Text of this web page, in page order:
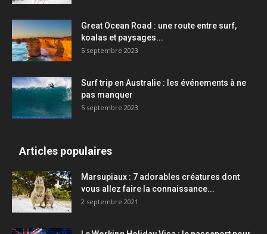
Great Ocean Road : une route entre surf,
koalas et paysages...
5 septembre 2023
Surf trip en Australie : les événements à ne
pas manquer
5 septembre 2023
Articles populaires
Marsupiaux : 7 adorables créatures dont
vous allez faire la connaissance...
2 septembre 2021